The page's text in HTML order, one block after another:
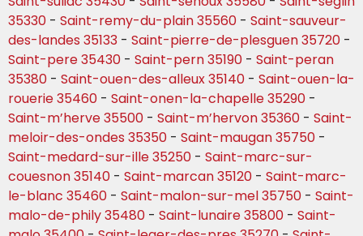
35330 - Saint-remy-du-plain 35560 - Saint-sauveur-
des-landes 35133 - Saint-pierre-de-plesguen 35720 -
Saint-pere 35430 - Saint-pern 35190 - Saint-peran
35380 - Saint-ouen-des-alleux 35140 - Saint-ouen-la-
rouerie 35460 - Saint-onen-la-chapelle 35290 -
Saint-m’herve 35500 - Saint-m’hervon 35360 - Saint-
meloir-des-ondes 35350 - Saint-maugan 35750 -
Saint-medard-sur-ille 35250 - Saint-marc-sur-
couesnon 35140 - Saint-marcan 35120 - Saint-marc-
le-blanc 35460 - Saint-malon-sur-mel 35750 - Saint-
malo-de-phily 35480 - Saint-lunaire 35800 - Saint-